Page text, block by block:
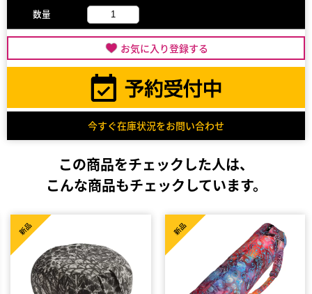
数量
お気に入り登録する
今すぐ在庫状況をお問い合わせ
この商品をチェックした人は、
こんな商品もチェックしています。
新品 新品